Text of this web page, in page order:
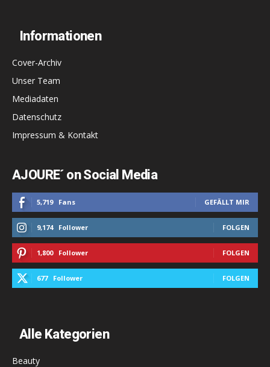
Informationen
Cover-Archiv
Unser Team
Mediadaten
Datenschutz
Impressum & Kontakt
AJOURE´ on Social Media
5,719 Fans GEFÄLLT MIR
9,174 Follower FOLGEN
1,800 Follower FOLGEN
677 Follower FOLGEN
Alle Kategorien
Beauty